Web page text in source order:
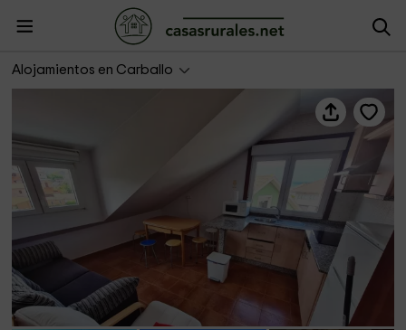
Alojamientos en Carballo
Casas Completas- Apartamento Don Ramón Planta Alta